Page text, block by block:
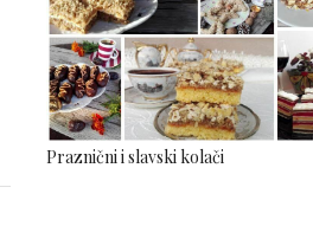
Praznični i slavski kolači